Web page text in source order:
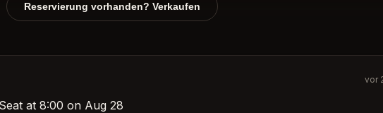
Reservierung vorhanden? Verkaufen
vor
at 8:00 on Aug 28